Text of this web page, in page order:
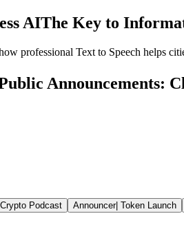
AIThe Key to
professional Text to Speech helps
Announcements:
Crypto Podcast Announcer| Token Launch